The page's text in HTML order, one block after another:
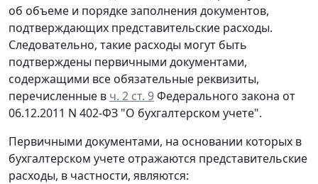
об объеме и порядке заполнения документов,
подтверждающих представительские расходы.
Следовательно, такие расходы могут быть
подтверждены первичными документами,
содержащими все обязательные реквизиты,
перечисленные в ч. 2 ст. 9Федерального закона от
06.12.2011 N 402-ФЗ "О бухгалтерском учете".
Первичными документами, на основании которых в
бухгалтерском учете отражаются представительские
расходы, в частности, являются: